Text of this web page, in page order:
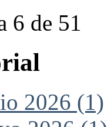
6 de 51
2026 (1)